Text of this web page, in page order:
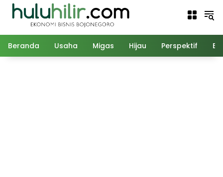
Langsung
Beranda Usaha Migas Hijau Perspektif